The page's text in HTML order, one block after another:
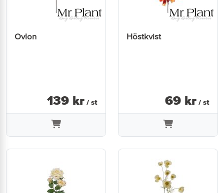
Ovlon
139 kr / st
Höstkvist
69 kr / st